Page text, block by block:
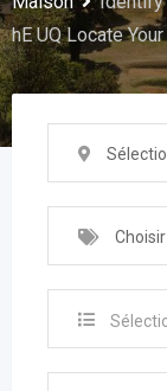
hE UQ Locate